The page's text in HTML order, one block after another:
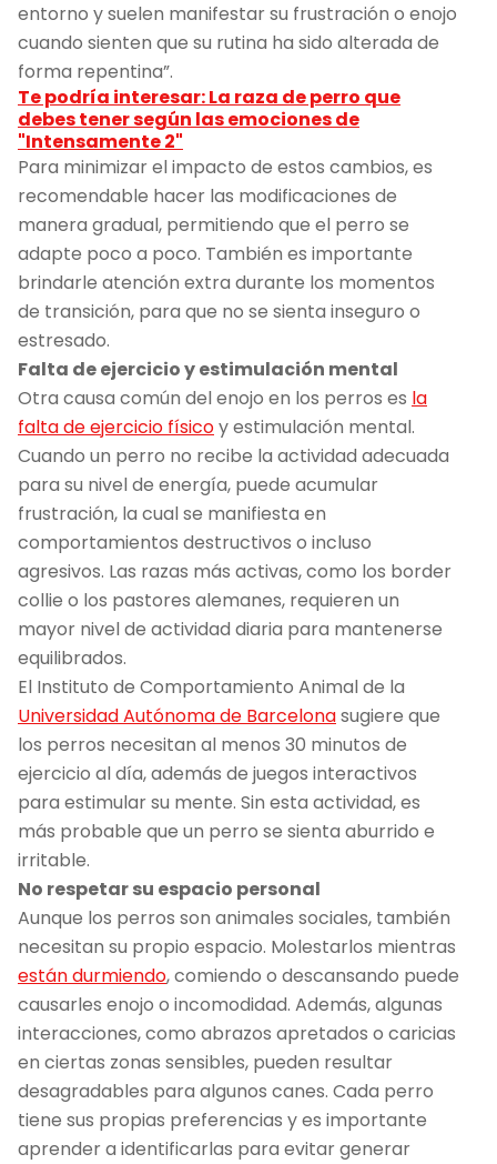
entorno y suelen manifestar su frustración o enojo
cuando sienten que su rutina ha sido alterada de
forma repentina”.
Te podría interesar: La raza de perro que
debes tener según las emociones de
"Intensamente 2"
Para minimizar el impacto de estos cambios, es
recomendable hacer las modificaciones de
manera gradual, permitiendo que el perro se
adapte poco a poco. También es importante
brindarle atención extra durante los momentos
de transición, para que no se sienta inseguro o
estresado.
Falta de ejercicio y estimulación mental
Otra causa común del enojo en los perros es la
falta de ejercicio físicoy estimulación mental.
Cuando un perro no recibe la actividad adecuada
para su nivel de energía, puede acumular
frustración, la cual se manifiesta en
comportamientos destructivos o incluso
agresivos. Las razas más activas, como los border
collie o los pastores alemanes, requieren un
mayor nivel de actividad diaria para mantenerse
equilibrados.
El Instituto de Comportamiento Animal de la
Universidad Autónoma de Barcelonasugiere que
los perros necesitan al menos 30 minutos de
ejercicio al día, además de juegos interactivos
para estimular su mente. Sin esta actividad, es
más probable que un perro se sienta aburrido e
irritable.
No respetar su espacio personal
Aunque los perros son animales sociales, también
necesitan su propio espacio. Molestarlos mientras
están durmiendo, comiendo o descansando puede
causarles enojo o incomodidad. Además, algunas
interacciones, como abrazos apretados o caricias
en ciertas zonas sensibles, pueden resultar
desagradables para algunos canes. Cada perro
tiene sus propias preferencias y es importante
aprender a identificarlas para evitar generar